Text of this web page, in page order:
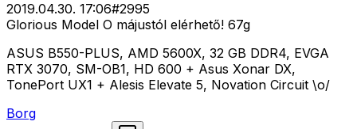
2019.04.30. 17:06#2995
Glorious Model O májustól elérhető! 67g
ASUS B550-PLUS, AMD 5600X, 32 GB DDR4, EVGA
RTX 3070, SM-OB1, HD 600 + Asus Xonar DX,
TonePort UX1 + Alesis Elevate 5, Novation Circuit \o/
Borg